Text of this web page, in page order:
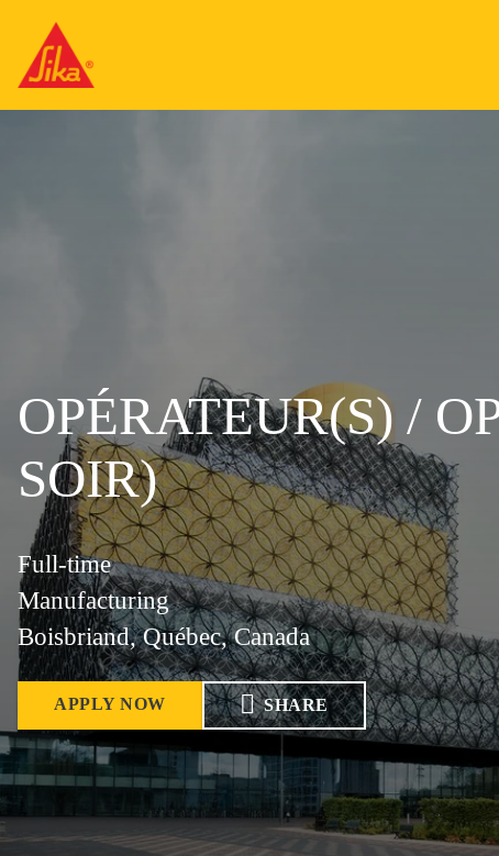
OPÉRATEUR(S) /
SOIR)
Full-time
Manufacturing
Boisbriand, Québec, Canada
APPLY NOW SHARE